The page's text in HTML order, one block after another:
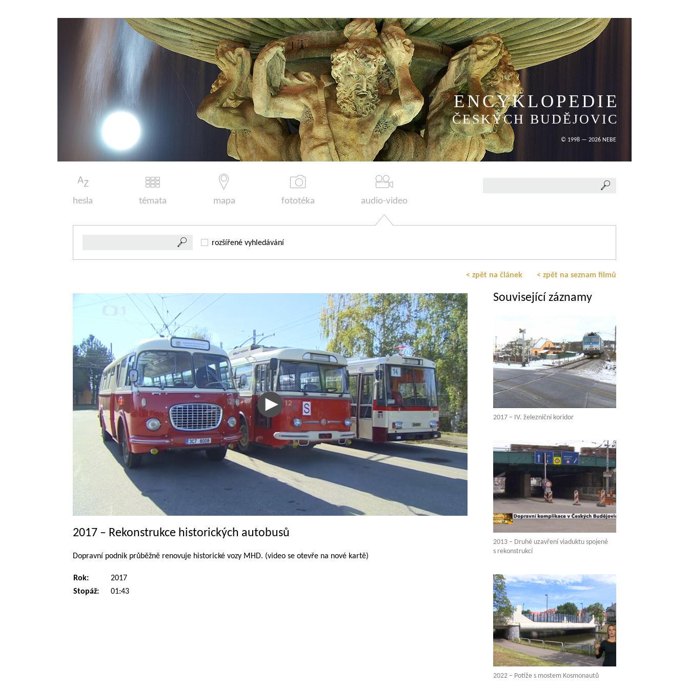
ENCYKLOPEDIE
ČESKÝCH BUDĚJOVIC
© 1998 — 2026 NEBE
hesla témata mapa fototéka audio-video
rozšířené vyhledávání
< zpět na článek < zpět na seznam filmů
2017 – Rekonstrukce historických autobusů
Dopravní podnik průběžně renovuje historické vozy MHD. (video se otevře na nové kartě)
Rok:
2017
Stopáž:
01:43
Související záznamy
2017 – IV. železniční koridor
2013 – Druhé uzavření viaduktu spojené
s rekonstrukcí
2022 – Potíže s mostem Kosmonautů